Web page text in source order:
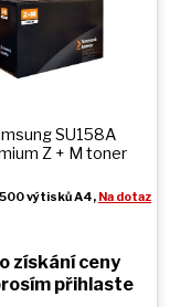
SU158A
Z + M toner
výtisků A4, Na dotaz
získání ceny
přihlaste